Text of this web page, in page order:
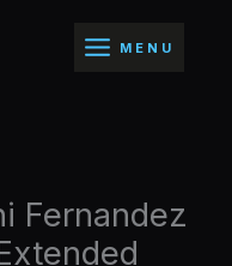
MENU
Fernandez